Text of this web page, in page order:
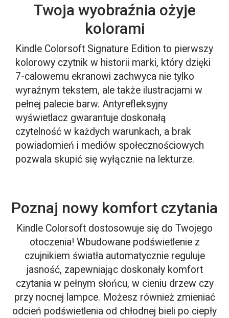
Twoja wyobraźnia ożyje
kolorami
Kindle Colorsoft Signature Edition to pierwszy
kolorowy czytnik w historii marki, który dzięki
7-calowemu ekranowi zachwyca nie tylko
wyraźnym tekstem, ale także ilustracjami w
pełnej palecie barw. Antyrefleksyjny
wyświetlacz gwarantuje doskonałą
czytelność w każdych warunkach, a brak
powiadomień i mediów społecznościowych
pozwala skupić się wyłącznie na lekturze.
Poznaj nowy komfort czytania
Kindle Colorsoft dostosowuje się do Twojego
otoczenia! Wbudowane podświetlenie z
czujnikiem światła automatycznie reguluje
jasność, zapewniając doskonały komfort
czytania w pełnym słońcu, w cieniu drzew czy
przy nocnej lampce. Możesz również zmieniać
odcień podświetlenia od chłodnej bieli po ciepły